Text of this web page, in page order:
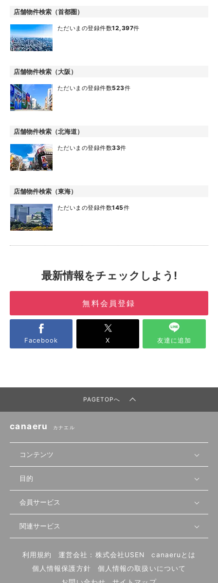
店舗物件検索（首都圏）
ただいまの登録件数12,397件
店舗物件検索（大阪）
ただいまの登録件数523件
店舗物件検索（北海道）
ただいまの登録件数33件
店舗物件検索（東海）
ただいまの登録件数145件
最新情報をチェックしよう!
無料会員登録
Facebook X 友達に追加
PAGETOPへ
canaeru カナエル
コンテンツ
無料開業相談
セミナー情報
セミナー動画
物件を探す
首都圏
北海道
先輩開業者の声
開業・経営に関する記事
業態別の開業方法
目的
店舗運営
物件
内装・設備
食材・仕入れ
会員サービス
会員登録
ログイン
関連サービス
飲食店サクセスガイド（外部サイト）
利用規約 運営会社：株式会社USEN
canaeruとは
個人情報保護方針
個人情報の取扱いについて